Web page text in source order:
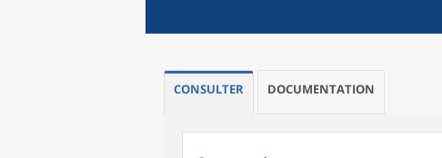
CONSULTER DOCUMENTATION